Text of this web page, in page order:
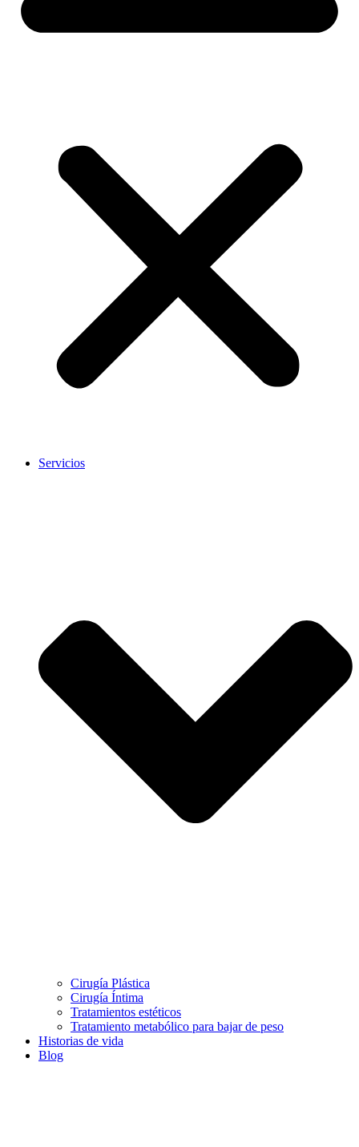
Servicios
Cirugía Plástica
Cirugía Íntima
Tratamientos estéticos
Tratamiento metabólico para bajar de peso
Historias de vida
Blog